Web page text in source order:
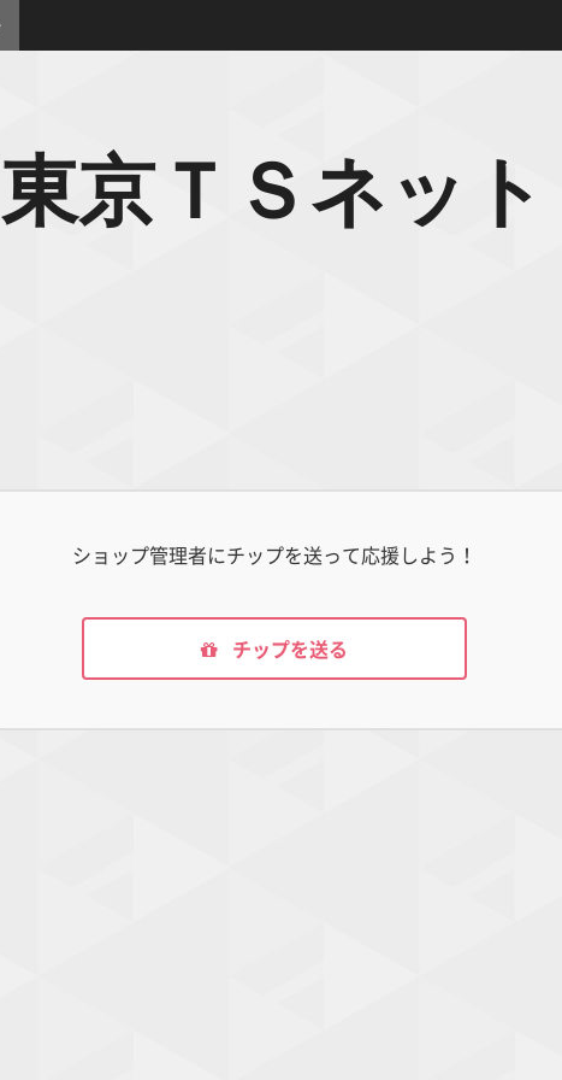
東京ＴＳネット
ショップ管理者にチップを送って応援しよう！
チップを送る